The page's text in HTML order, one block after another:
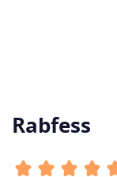
Rabfess